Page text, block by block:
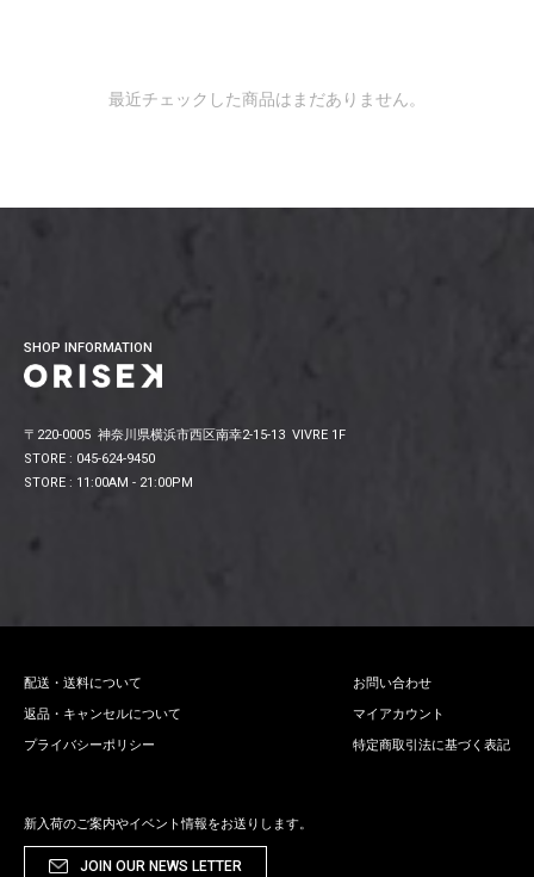
最近チェックした商品はまだありません。
SHOP INFORMATION
〒220-0005 神奈川県横浜市西区南幸2-15-13 VIVRE 1F
STORE : 045-624-9450
STORE : 11:00AM - 21:00PM
配送・送料について
返品・キャンセルについて
プライバシーポリシー
お問い合わせ
マイアカウント
特定商取引法に基づく表記
新入荷のご案内やイベント情報をお送りします。
JOIN OUR NEWS LETTER